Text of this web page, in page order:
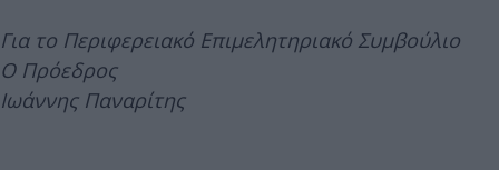
Για το Περιφερειακό Επιμελητηριακό Συμβούλιο
Ο Πρόεδρος
Ιωάννης Παναρίτης